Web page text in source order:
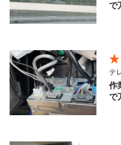
で
テ
作
で